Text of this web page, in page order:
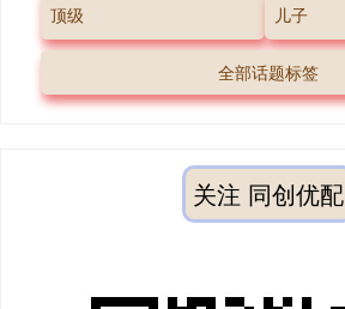
顶级 儿子
全部话题标签
关注 同创优配